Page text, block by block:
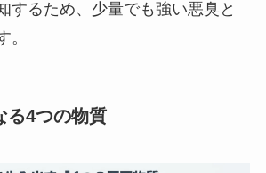
するため、少量でも強い悪臭と
。
る4つの物質